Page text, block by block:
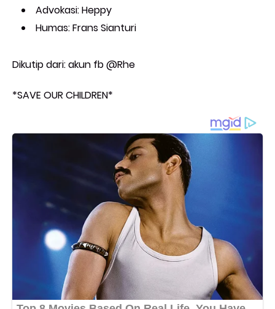
Advokasi: Heppy
Humas: Frans Sianturi
Dikutip dari: akun fb @Rhe
*SAVE OUR CHILDREN*